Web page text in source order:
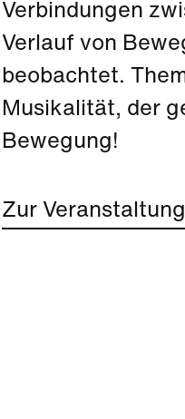
Verbindungen
Verlauf von
beobachtet.
Musikalität, der
Bewegung!
Zur